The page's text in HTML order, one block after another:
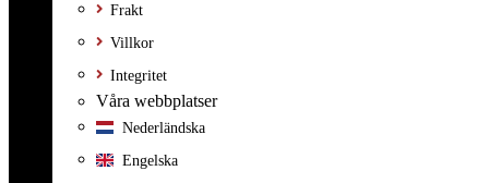
Frakt
Villkor
Integritet
Våra webbplatser
Nederländska
Engelska